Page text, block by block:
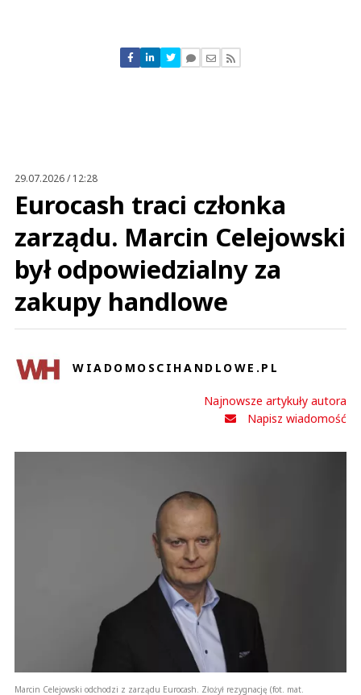
Nie znaleziono komentarzy
Zostaw swoje komentarze
29.07.2026 / 12:28
Eurocash traci członka
zarządu. Marcin Celejowski
był odpowiedzialny za
zakupy handlowe
WIADOMOSCIHANDLOWE.PL
Najnowsze artykuły autora
Napisz wiadomość
Marcin Celejowski odchodzi z zarządu Eurocash. Złożył rezygnację (fot. mat.